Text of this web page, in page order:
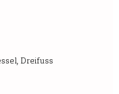
Dreifuss